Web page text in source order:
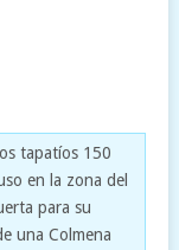
tapatíos 150
en la zona del
para su
una Colmena